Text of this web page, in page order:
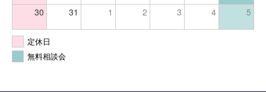
30 31 1 2 3 4 5
定休日
無料相談会